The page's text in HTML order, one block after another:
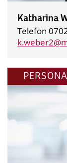
Katharina
Telefon
k.weber2@